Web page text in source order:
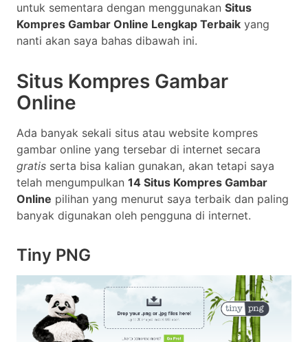
untuk sementara dengan menggunakan Situs
Kompres Gambar Online Lengkap Terbaik yang
nanti akan saya bahas dibawah ini.
Situs Kompres Gambar
Online
Ada banyak sekali situs atau website kompres
gambar online yang tersebar di internet secara
gratis serta bisa kalian gunakan, akan tetapi saya
telah mengumpulkan 14 Situs Kompres Gambar
Online pilihan yang menurut saya terbaik dan paling
banyak digunakan oleh pengguna di internet.
Tiny PNG